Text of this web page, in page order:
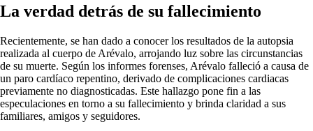
La verdad detrás de su fallecimiento
Recientemente, se han dado a conocer los resultados de la autopsia
realizada al cuerpo de Arévalo, arrojando luz sobre las circunstancias
de su muerte. Según los informes forenses, Arévalo falleció a causa de
un paro cardíaco repentino, derivado de complicaciones cardiacas
previamente no diagnosticadas. Este hallazgo pone fin a las
especulaciones en torno a su fallecimiento y brinda claridad a sus
familiares, amigos y seguidores.